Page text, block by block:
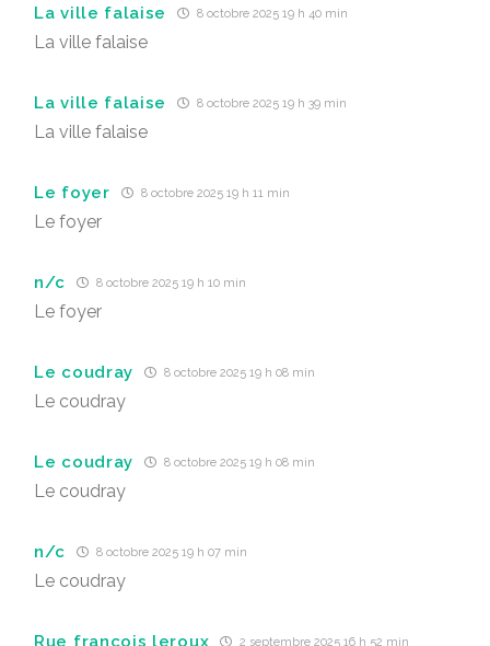
La ville falaise 8 octobre 2025 19 h 40 min
La ville falaise
La ville falaise 8 octobre 2025 19 h 39 min
La ville falaise
Le foyer 8 octobre 2025 19 h 11 min
Le foyer
n/c 8 octobre 2025 19 h 10 min
Le foyer
Le coudray 8 octobre 2025 19 h 08 min
Le coudray
Le coudray 8 octobre 2025 19 h 08 min
Le coudray
n/c 8 octobre 2025 19 h 07 min
Le coudray
Rue francois leroux 2 septembre 2025 16 h 52 min